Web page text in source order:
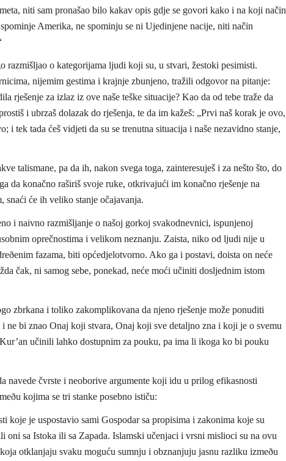
niti sam pronašao bilo kakav opis gdje se govori kako i na koji način
Amerika, ne spominju se ni Ujedinjene nacije, niti način
razmišljao o kategorijama ljudi koji su, u stvari, žestoki pesimisti.
nijemim gestima i krajnje zbunjeno, tražili odgovor na pitanje:
rješenje za izlaz iz ove naše teške situacije? Kao da od tebe traže da
i ubrzaš dolazak do rješenja, te da im kažeš: „Prvi naš korak je ovo,
tek tada ćeš vidjeti da su se trenutna situacija i naše nezavidno stanje,
talismane, pa da ih, nakon svega toga, zainteresuješ i za nešto što, do
da konačno raširiš svoje ruke, otkrivajući im konačno rješenje na
će ih veliko stanje očajavanja.
i naivno razmišljanje o našoj gorkoj svakodnevnici, ispunjenoj
oprečnostima i velikom neznanju. Zaista, niko od ljudi nije u
fazama, biti općedjelotvorno. Ako ga i postavi, doista on neće
čak, ni samog sebe, ponekad, neće moći učiniti dosljednim istom
zbrkana i toliko zakomplikovana da njeno rješenje može ponuditi
bi znao Onaj koji stvara, Onaj koji sve detaljno zna i koji je o svemu
učinili lahko dostupnim za pouku, pa ima li ikoga ko bi pouku
navede čvrste i neoborive argumente koji idu u prilog efikasnosti
kojima se tri stanke posebno ističu:
koje je uspostavio sami Gospodar sa propisima i zakonima koje su
sa Istoka ili sa Zapada. Islamski učenjaci i vrsni mislioci su na ovu
otklanjaju svaku moguću sumnju i obznanjuju jasnu razliku izmeðu